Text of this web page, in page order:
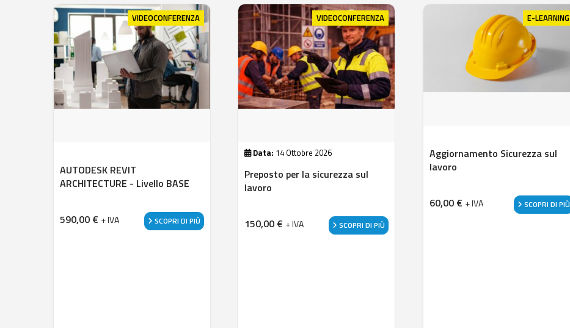
VIDEOCONFERENZA
AUTODESK REVIT
ARCHITECTURE - Livello BASE
590,00 € + IVA SCOPRI DI PIÙ
VIDEOCONFERENZA
Data: 14 Ottobre 2026
Preposto per la sicurezza sul
lavoro
150,00 € + IVA SCOPRI DI PIÙ
E-LEARNING
Aggiornamento Sicurezza sul
lavoro
60,00 € + IVA SCOPRI DI PIÙ